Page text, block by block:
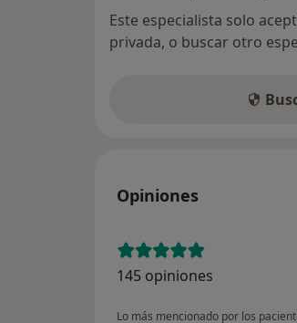
Este especialista solo
privada, o buscar otro
Opiniones
145 opiniones
Lo más mencionado por los